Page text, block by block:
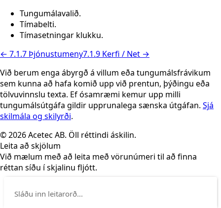
Tungumálavalið.
Tímabelti.
Tímasetningar klukku.
← 7.1.7 Þjónustumeny7.1.9 Kerfi / Net →
Við berum enga ábyrgð á villum eða tungumálsfrávikum
sem kunna að hafa komið upp við prentun, þýðingu eða
tölvuvinnslu texta. Ef ósamræmi kemur upp milli
tungumálsútgáfa gildir upprunalega sænska útgáfan. Sjá
skilmála og skilyrði.
© 2026 Acetec AB. Öll réttindi áskilin.
Leita að skjölum
Við mælum með að leita með vörunúmeri til að finna
réttan síðu í skjalinu fljótt.